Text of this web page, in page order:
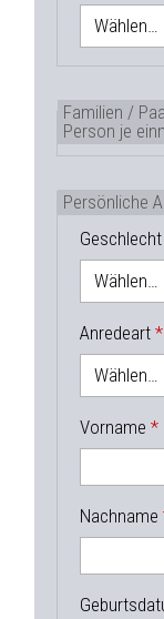
Wählen…
Familien /
Person je
Persönliche
Geschlecht
Wählen…
Anredeart
Wählen…
Vorname
Nachname